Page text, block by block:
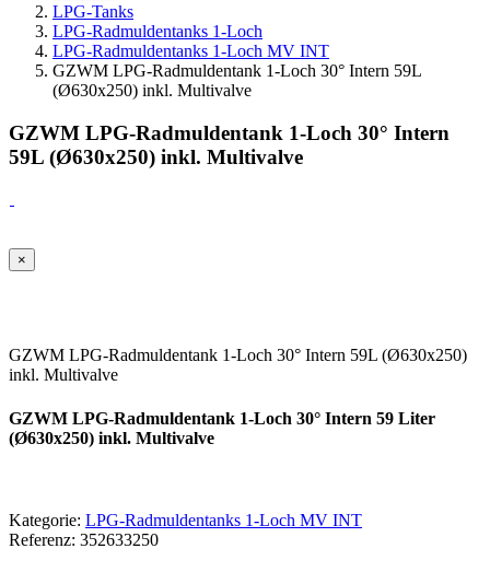
LPG-Tanks
LPG-Radmuldentanks 1-Loch
LPG-Radmuldentanks 1-Loch MV INT
GZWM LPG-Radmuldentank 1-Loch 30° Intern 59L
(Ø630x250) inkl. Multivalve
GZWM LPG-Radmuldentank 1-Loch 30° Intern
59L (Ø630x250) inkl. Multivalve
×
GZWM LPG-Radmuldentank 1-Loch 30° Intern 59L (Ø630x250)
inkl. Multivalve
GZWM LPG-Radmuldentank 1-Loch 30° Intern 59 Liter
(Ø630x250) inkl. Multivalve
Kategorie: LPG-Radmuldentanks 1-Loch MV INT
Referenz: 352633250